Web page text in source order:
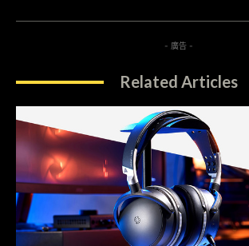
- 廣告 -
Related Articles